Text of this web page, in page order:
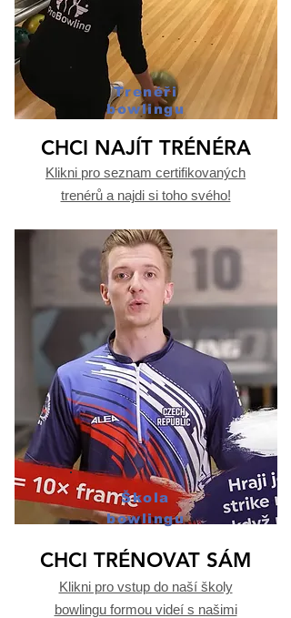
Trenéři
bowlingu
CHCI NAJÍT TRÉNÉRA
Klikni pro seznam certifikovaných
trenérů a najdi si toho svého!
Škola
bowlingu
CHCI TRÉNOVAT SÁM
Klikni pro vstup do naší školy
bowlingu formou videí s našimi